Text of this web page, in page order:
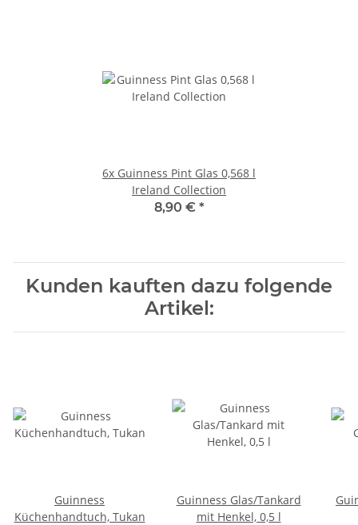
6x Guinness Pint Glas 0,568 l
Ireland Collection
8,90 € *
Kunden kauften dazu folgende
Artikel:
Guinness
Küchenhandtuch, Tukan
Guinness Glas/Tankard
mit Henkel, 0,5 l